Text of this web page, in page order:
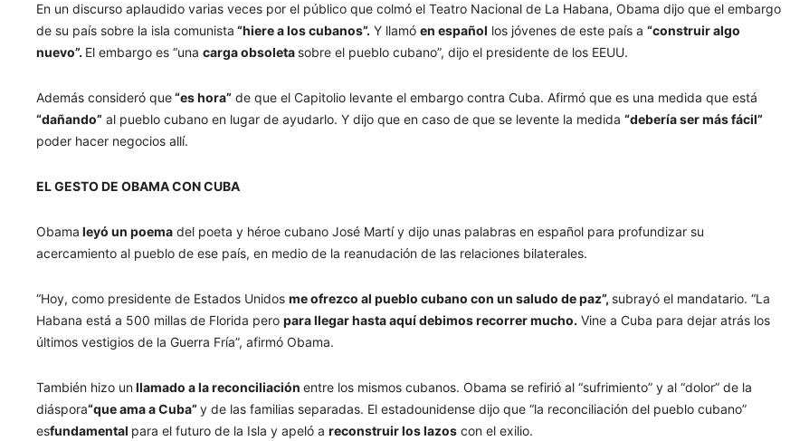
En un discurso aplaudido varias veces por el público que colmó el Teatro Nacional de La Habana, Obama dijo que el embargo
de su país sobre la isla comunista “hiere a los cubanos”. Y llamóen español los jóvenes de este país a“construir algo
nuevo”. El embargo es “unacarga obsoleta sobre el pueblo cubano”, dijo el presidente de los EEUU.
Además consideró que“es hora” de que el Capitolio levante el embargo contra Cuba. Afirmó que es una medida que está
“dañando” al pueblo cubano en lugar de ayudarlo. Y dijo que en caso de que se levente la medida“debería ser más fácil”
poder hacer negocios allí.
EL GESTO DE OBAMA CON CUBA
Obama leyó un poema del poeta y héroe cubano José Martí y dijo unas palabras en español para profundizar su
acercamiento al pueblo de ese país, en medio de la reanudación de las relaciones bilaterales.
“Hoy, como presidente de Estados Unidosme ofrezco al pueblo cubano con un saludo de paz”, subrayó el mandatario. “La
Habana está a 500 millas de Florida peropara llegar hasta aquí debimos recorrer mucho. Vine a Cuba para dejar atrás los
últimos vestigios de la Guerra Fría”, afirmó Obama.
También hizo unllamado a la reconciliaciónentre los mismos cubanos. Obama se refirió al “sufrimiento” y al “dolor” de la
diáspora“que ama a Cuba”y de las familias separadas. El estadounidense dijo que “la reconciliación del pueblo cubano”
esfundamental para el futuro de la Isla y apeló areconstruir los lazos con el exilio.